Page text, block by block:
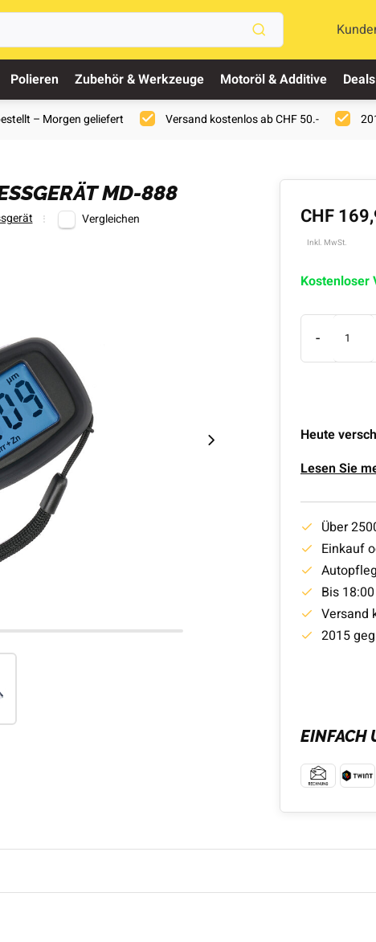
Polieren Zubehör & Werkzeuge Motoröl & Additive
– Morgen geliefert Versand kostenlos ab CHF 50.-
MD-888
Vergleichen CHF
Inkl. MwSt.
Kostenloser
-
Heute
Lesen Sie
Über
Einkauf
Bis
Versand
2015
EINFACH